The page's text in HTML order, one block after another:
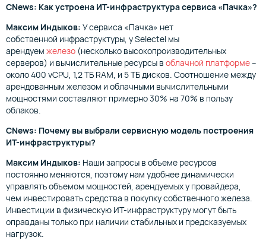
CNews: Как устроена ИТ-инфраструктура сервиса «Пачка»?
Максим Индыков: У сервиса «Пачка» нет
собственной инфраструктуры, у Selectel мы
арендуем железо (несколько высокопроизводительных
серверов) и вычислительные ресурсы в облачной платформе–
около 400 vCPU, 1,2 ТБ RAM, и 5 ТБ дисков. Соотношение между
арендованным железом и облачными вычислительными
мощностями составляют примерно 30% на 70% в пользу
облаков.
CNews: Почему вы выбрали сервисную модель построения
ИТ-инфраструктуры?
Максим Индыков: Наши запросы в объеме ресурсов
постоянно меняются, поэтому нам удобнее динамически
управлять объемом мощностей, арендуемых у провайдера,
чем инвестировать средства в покупку собственного железа.
Инвестиции в физическую ИТ-инфраструктуру могут быть
оправданы только при наличии стабильных и предсказуемых
нагрузок.